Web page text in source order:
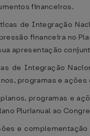
financeiros.
de Integração
financeira no
apresentação
de Integração
programas e
programas e
Plurianual ao
e